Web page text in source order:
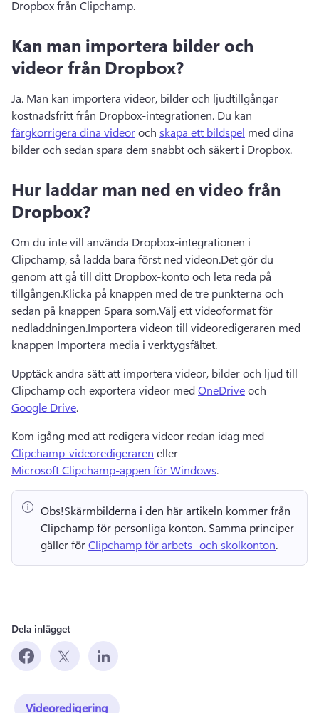
Dropbox från Clipchamp.
Kan man importera bilder och
videor från Dropbox?
Ja. Man kan importera videor, bilder och ljudtillgångar
kostnadsfritt från Dropbox-integrationen. Du kan
färgkorrigera dina videor och skapa ett bildspel med dina
bilder och sedan spara dem snabbt och säkert i Dropbox.
Hur laddar man ned en video från
Dropbox?
Om du inte vill använda Dropbox-integrationen i
Clipchamp, så ladda bara först ned videon.Det gör du
genom att gå till ditt Dropbox-konto och leta reda på
tillgången.Klicka på knappen med de tre punkterna och
sedan på knappen Spara som.Välj ett videoformat för
nedladdningen.Importera videon till videoredigeraren med
knappen Importera media i verktygsfältet.
Upptäck andra sätt att importera videor, bilder och ljud till
Clipchamp och exportera videor med OneDrive och
Google Drive.
Kom igång med att redigera videor redan idag med
Clipchamp-videoredigeraren eller
Microsoft Clipchamp-appen för Windows.
Obs!Skärmbilderna i den här artikeln kommer från
Clipchamp för personliga konton. Samma principer
gäller för Clipchamp för arbets- och skolkonton.
Dela inlägget
Videoredigering